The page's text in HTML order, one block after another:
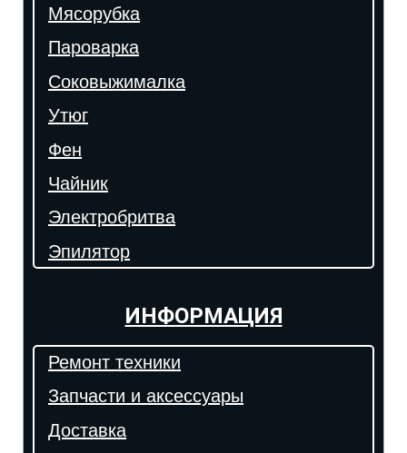
Мясорубка
Пароварка
Соковыжималка
Утюг
Фен
Чайник
Электробритва
Эпилятор
ИНФОРМАЦИЯ
Ремонт техники
Запчасти и аксессуары
Доставка